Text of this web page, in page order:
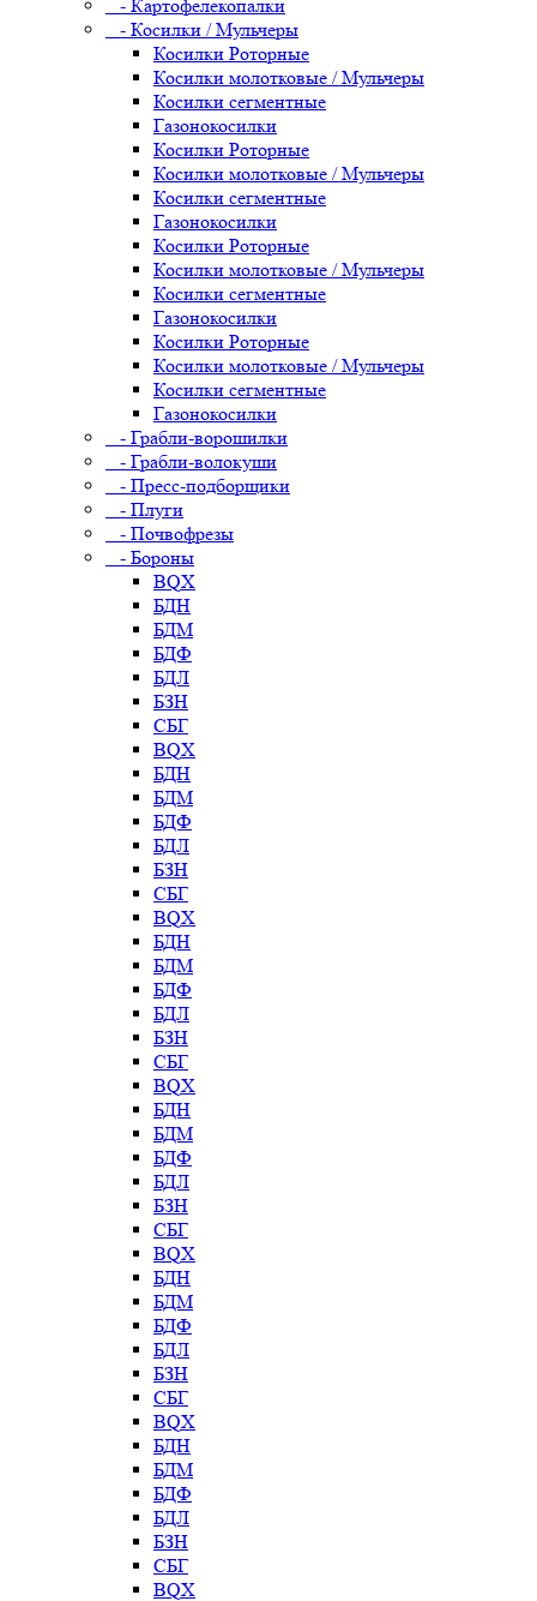
- Картофелекопалки
- Косилки / Мульчеры
Косилки Роторные
Косилки молотковые / Мульчеры
Косилки сегментные
Газонокосилки
Косилки Роторные
Косилки молотковые / Мульчеры
Косилки сегментные
Газонокосилки
Косилки Роторные
Косилки молотковые / Мульчеры
Косилки сегментные
Газонокосилки
Косилки Роторные
Косилки молотковые / Мульчеры
Косилки сегментные
Газонокосилки
- Грабли-ворошилки
- Грабли-волокуши
- Пресс-подборщики
- Плуги
- Почвофрезы
- Бороны
BQX
БДН
БДМ
БДФ
БДЛ
БЗН
СБГ
BQX
БДН
БДМ
БДФ
БДЛ
БЗН
СБГ
BQX
БДН
БДМ
БДФ
БДЛ
БЗН
СБГ
BQX
БДН
БДМ
БДФ
БДЛ
БЗН
СБГ
BQX
БДН
БДМ
БДФ
БДЛ
БЗН
СБГ
BQX
БДН
БДМ
БДФ
БДЛ
БЗН
СБГ
BQX